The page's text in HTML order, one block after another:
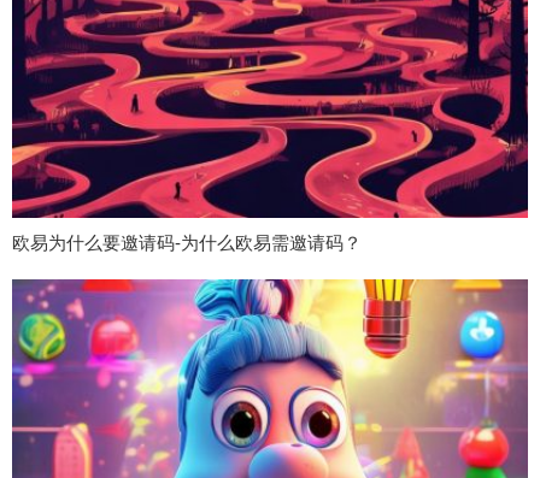
欧易为什么要邀请码-为什么欧易需邀请码？